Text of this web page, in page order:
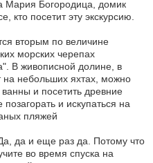
Мария Богородица, домик
кто посетит эту экскурсию.
вторым по величине
морских черепах
В живописной долине, в
на небольших яхтах, можно
и посетить древние
и искупаться на
пляжей
да и еще раз да. Потому что
во время спуска на